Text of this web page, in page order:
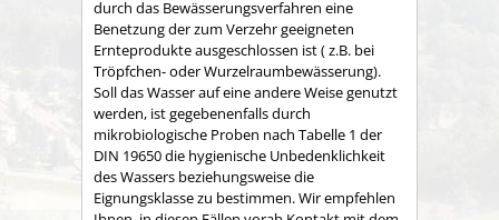
durch das Bewässerungsverfahren eine
Benetzung der zum Verzehr geeigneten
Ernteprodukte ausgeschlossen ist ( z.B. bei
Tröpfchen- oder Wurzelraumbewässerung).
Soll das Wasser auf eine andere Weise genutzt
werden, ist gegebenenfalls durch
mikrobiologische Proben nach Tabelle 1 der
DIN 19650 die hygienische Unbedenklichkeit
des Wassers beziehungsweise die
Eignungsklasse zu bestimmen. Wir empfehlen